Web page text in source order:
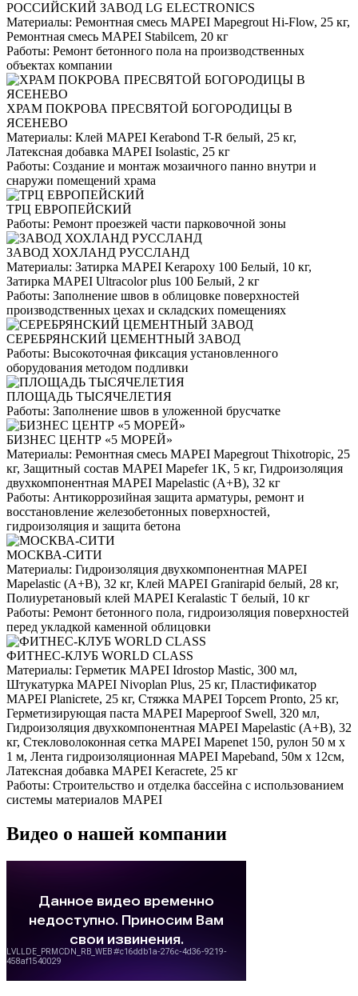
РОССИЙСКИЙ ЗАВОД LG ELECTRONICS
Материалы: Ремонтная смесь MAPEI Mapegrout Hi-Flow, 25 кг,
Ремонтная смесь MAPEI Stabilcem, 20 кг
Работы: Ремонт бетонного пола на производственных
объектах компании
ХРАМ ПОКРОВА ПРЕСВЯТОЙ БОГОРОДИЦЫ В
ЯСЕНЕВО
Материалы: Клей MAPEI Kerabond T-R белый, 25 кг,
Латексная добавка MAPEI Isolastic, 25 кг
Работы: Создание и монтаж мозаичного панно внутри и
снаружи помещений храма
ТРЦ ЕВРОПЕЙСКИЙ
Работы: Ремонт проезжей части парковочной зоны
ЗАВОД ХОХЛАНД РУССЛАНД
Материалы: Затирка MAPEI Kerapoxy 100 Белый, 10 кг,
Затирка MAPEI Ultracolor plus 100 Белый, 2 кг
Работы: Заполнение швов в облицовке поверхностей
производственных цехах и складских помещениях
СЕРЕБРЯНСКИЙ ЦЕМЕНТНЫЙ ЗАВОД
Работы: Высокоточная фиксация установленного
оборудования методом подливки
ПЛОЩАДЬ ТЫСЯЧЕЛЕТИЯ
Работы: Заполнение швов в уложенной брусчатке
БИЗНЕС ЦЕНТР «5 МОРЕЙ»
Материалы: Ремонтная смесь MAPEI Mapegrout Thixotropic, 25
кг, Защитный состав MAPEI Mapefer 1K, 5 кг, Гидроизоляция
двухкомпонентная MAPEI Mapelastic (А+B), 32 кг
Работы: Антикоррозийная защита арматуры, ремонт и
восстановление железобетонных поверхностей,
гидроизоляция и защита бетона
МОСКВА-СИТИ
Материалы: Гидроизоляция двухкомпонентная MAPEI
Mapelastic (А+B), 32 кг, Клей MAPEI Granirapid белый, 28 кг,
Полиуретановый клей MAPEI Keralastic T белый, 10 кг
Работы: Ремонт бетонного пола, гидроизоляция поверхностей
перед укладкой каменной облицовки
ФИТНЕС-КЛУБ WORLD CLASS
Материалы: Герметик MAPEI Idrostop Mastic, 300 мл,
Штукатурка MAPEI Nivoplan Plus, 25 кг, Пластификатор
MAPEI Planicrete, 25 кг, Стяжка MAPEI Topcem Pronto, 25 кг,
Герметизирующая паста MAPEI Mapeproof Swell, 320 мл,
Гидроизоляция двухкомпонентная MAPEI Mapelastic (А+B), 32
кг, Стекловолоконная сетка MAPEI Mapenet 150, рулон 50 м х
1 м, Лента гидроизоляционная MAPEI Mapeband, 50м x 12см,
Латексная добавка MAPEI Keracrete, 25 кг
Работы: Строительство и отделка бассейна с использованием
системы материалов MAPEI
Видео о нашей компании